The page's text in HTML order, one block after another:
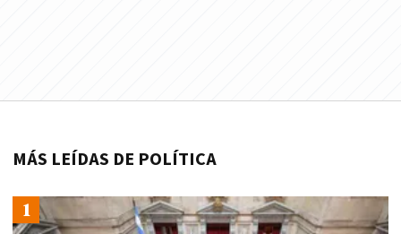
MÁS LEÍDAS DE POLÍTICA